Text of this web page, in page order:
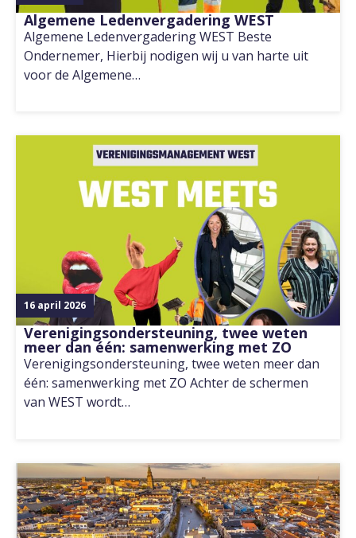
Algemene Ledenvergadering WEST
Algemene Ledenvergadering WEST Beste
Ondernemer, Hierbij nodigen wij u van harte uit
voor de Algemene…
16 april 2026
Verenigingsondersteuning, twee weten
meer dan één: samenwerking met ZO
Verenigingsondersteuning, twee weten meer dan
één: samenwerking met ZO Achter de schermen
van WEST wordt…